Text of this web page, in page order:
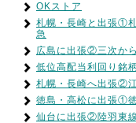
OKストア
札幌・長崎と出張①
急
広島に出張②三次か
低位高配当利回り銘
札幌・長崎へ出張②
徳島・高松に出張①
仙台に出張②陸羽東